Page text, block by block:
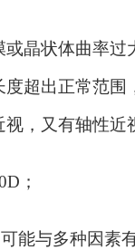
晶状体曲率
超出正常范
，又有轴性近
；
能与多种因素